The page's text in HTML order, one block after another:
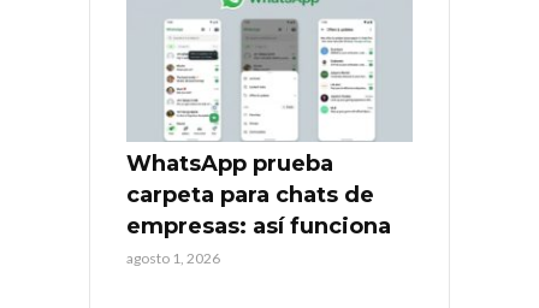
WhatsApp prueba
carpeta para chats de
empresas: así funciona
agosto 1, 2026